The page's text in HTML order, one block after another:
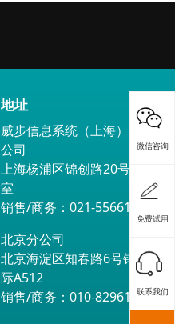
地址
威步信息系统（上海）有限
公司
上海杨浦区锦创路20号1602
室
销售/商务：021-55661791
北京分公司
北京海淀区知春路6号锦秋国
际A512
销售/商务：010-82961560
微信咨询
免费试用
联系我们